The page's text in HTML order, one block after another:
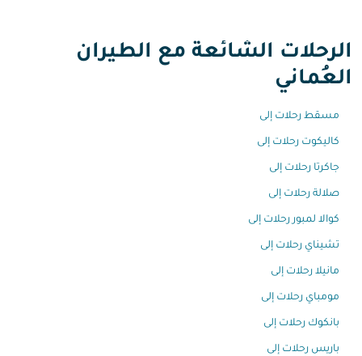
الرحلات الشائعة مع الطيران
العُماني
مسقط رحلات إلى
كاليكوت رحلات إلى
جاكرتا رحلات إلى
صلالة رحلات إلى
كوالا لمبور رحلات إلى
تشيناي رحلات إلى
مانيلا رحلات إلى
مومباي رحلات إلى
بانكوك رحلات إلى
باريس رحلات إلى